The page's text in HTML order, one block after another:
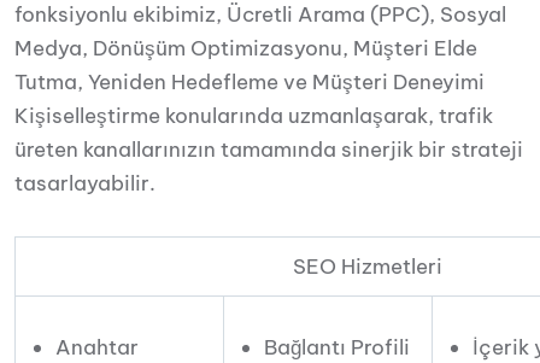
fonksiyonlu ekibimiz, Ücretli Arama (PPC), Sosyal
Medya, Dönüşüm Optimizasyonu, Müşteri Elde
Tutma, Yeniden Hedefleme ve Müşteri Deneyimi
Kişiselleştirme konularında uzmanlaşarak, trafik
üreten kanallarınızın tamamında sinerjik bir strateji
tasarlayabilir.
SEO Hizmetleri
Anahtar
Bağlantı Profili
İçerik